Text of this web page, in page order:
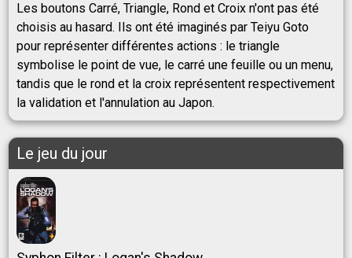
Les boutons Carré, Triangle, Rond et Croix n'ont pas été
choisis au hasard. Ils ont été imaginés par Teiyu Goto
pour représenter différentes actions : le triangle
symbolise le point de vue, le carré une feuille ou un menu,
tandis que le rond et la croix représentent respectivement
la validation et l'annulation au Japon.
Le jeu du jour